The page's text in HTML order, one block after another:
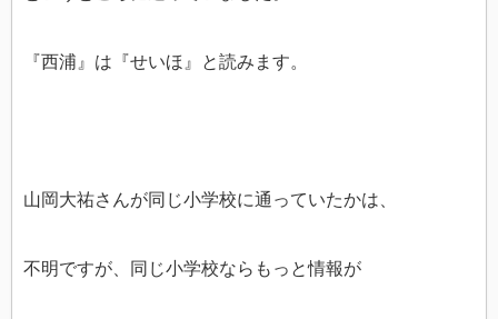
『西浦』は『せいほ』と読みます。
山岡大祐さんが同じ小学校に通っていたかは、
不明ですが、同じ小学校ならもっと情報が